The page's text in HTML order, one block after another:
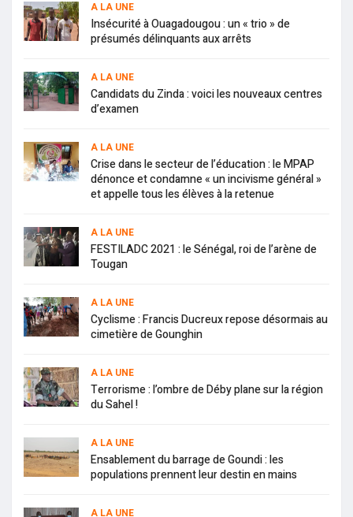
A LA UNE
Insécurité à Ouagadougou : un « trio » de
présumés délinquants aux arrêts
A LA UNE
Candidats du Zinda : voici les nouveaux centres
d’examen
A LA UNE
Crise dans le secteur de l’éducation : le MPAP
dénonce et condamne « un incivisme général »
et appelle tous les élèves à la retenue
A LA UNE
FESTILADC 2021 : le Sénégal, roi de l’arène de
Tougan
A LA UNE
Cyclisme : Francis Ducreux repose désormais au
cimetière de Gounghin
A LA UNE
Terrorisme : l’ombre de Déby plane sur la région
du Sahel !
A LA UNE
Ensablement du barrage de Goundi : les
populations prennent leur destin en mains
A LA UNE